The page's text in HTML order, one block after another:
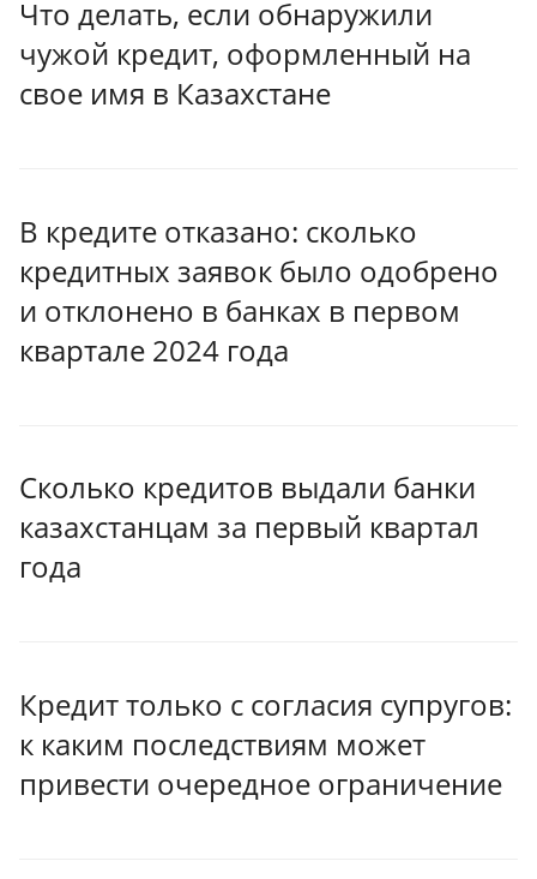
Что делать, если обнаружили
чужой кредит, оформленный на
свое имя в Казахстане
В кредите отказано: сколько
кредитных заявок было одобрено
и отклонено в банках в первом
квартале 2024 года
Сколько кредитов выдали банки
казахстанцам за первый квартал
года
Кредит только с согласия супругов:
к каким последствиям может
привести очередное ограничение